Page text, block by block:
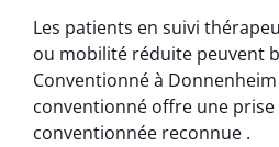
Les patients en suivi
ou mobilité réduite peuvent
Conventionné à
conventionné offre une prise
conventionnée reconnue .